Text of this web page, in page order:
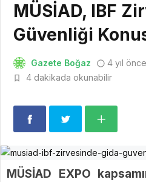
MÜSİAD, IBF
Güvenliği
Gazete Boğaz 4 yıl önce
4 dakikada okunabilir
MÜSİAD EXPO